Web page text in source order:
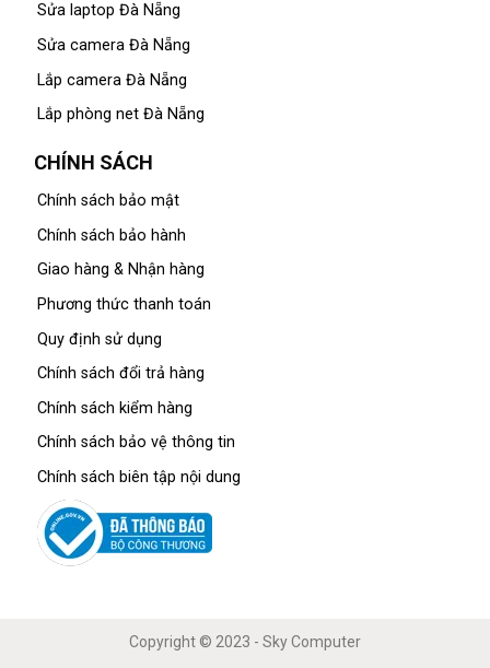
Sửa laptop Đà Nẵng
Sửa camera Đà Nẵng
Lắp camera Đà Nẵng
Lắp phòng net Đà Nẵng
CHÍNH SÁCH
Chính sách bảo mật
Chính sách bảo hành
Giao hàng & Nhận hàng
Phương thức thanh toán
Quy định sử dụng
Chính sách đổi trả hàng
Chính sách kiểm hàng
Chính sách bảo vệ thông tin
Chính sách biên tập nội dung
Copyright © 2023 - Sky Computer